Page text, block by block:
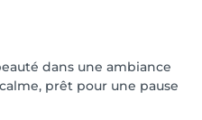
dans une ambiance
prêt pour une pause